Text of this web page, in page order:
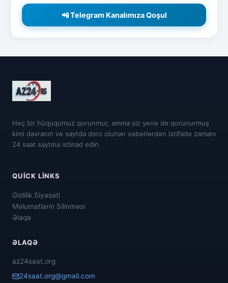
📲 Telegram Kanalımıza Qoşul
Heç bir hüququmuz qorunmur, amma siz yenə də qorunurmuş
kimi davranın və saytda dərc olunan xəbərlərdən istifadə zamanı
24 saat saytına istinad edin.
QUICK LINKS
Gizlilik Siyasəti
Məlumatların Silinməsi
Əlaqə
ƏLAQƏ
az24saat.org
24saat.org@gmail.com